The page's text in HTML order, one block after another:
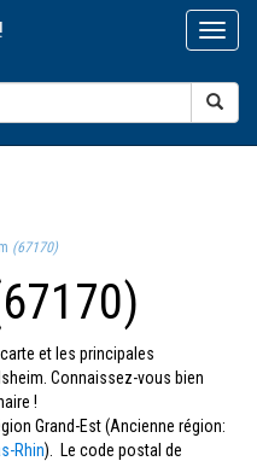
!
(67170)
et les principales
Connaissez-vous bien
!
Grand-Est (Ancienne région:
Rhin). Le code postal de